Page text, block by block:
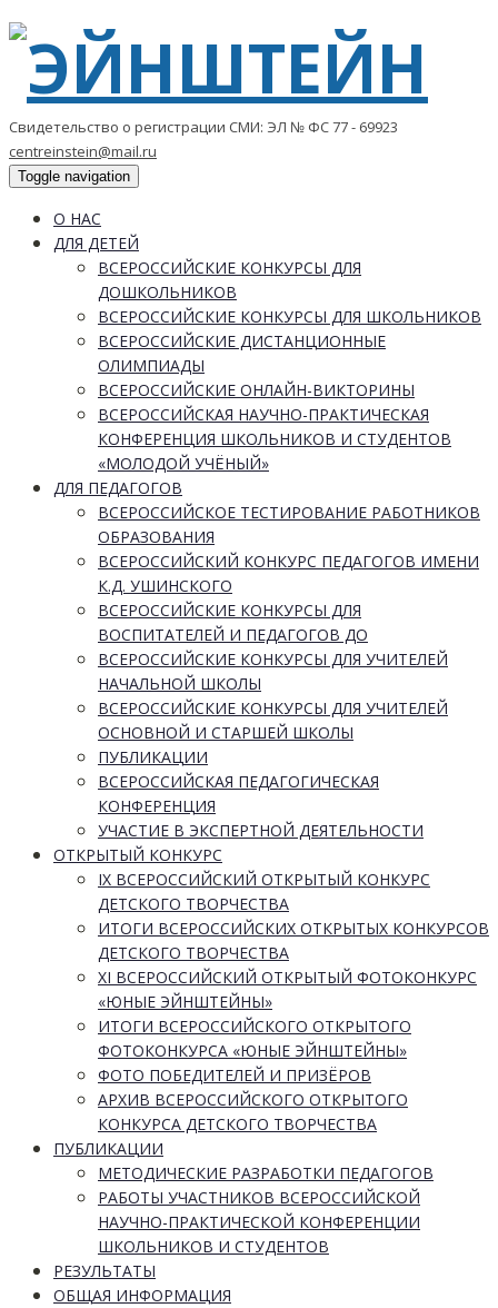
Свидетельство о регистрации СМИ: ЭЛ № ФС 77 - 69923
centreinstein@mail.ru
Toggle navigation
О НАС
ДЛЯ ДЕТЕЙ
ВСЕРОССИЙСКИЕ КОНКУРСЫ ДЛЯ
ДОШКОЛЬНИКОВ
ВСЕРОССИЙСКИЕ КОНКУРСЫ ДЛЯ ШКОЛЬНИКОВ
ВСЕРОССИЙСКИЕ ДИСТАНЦИОННЫЕ
ОЛИМПИАДЫ
ВСЕРОССИЙСКИЕ ОНЛАЙН-ВИКТОРИНЫ
ВСЕРОССИЙСКАЯ НАУЧНО-ПРАКТИЧЕСКАЯ
КОНФЕРЕНЦИЯ ШКОЛЬНИКОВ И СТУДЕНТОВ
«МОЛОДОЙ УЧЁНЫЙ»
ДЛЯ ПЕДАГОГОВ
ВСЕРОССИЙСКОЕ ТЕСТИРОВАНИЕ РАБОТНИКОВ
ОБРАЗОВАНИЯ
ВСЕРОССИЙСКИЙ КОНКУРС ПЕДАГОГОВ ИМЕНИ
К.Д. УШИНСКОГО
ВСЕРОССИЙСКИЕ КОНКУРСЫ ДЛЯ
ВОСПИТАТЕЛЕЙ И ПЕДАГОГОВ ДО
ВСЕРОССИЙСКИЕ КОНКУРСЫ ДЛЯ УЧИТЕЛЕЙ
НАЧАЛЬНОЙ ШКОЛЫ
ВСЕРОССИЙСКИЕ КОНКУРСЫ ДЛЯ УЧИТЕЛЕЙ
ОСНОВНОЙ И СТАРШЕЙ ШКОЛЫ
ПУБЛИКАЦИИ
ВСЕРОССИЙСКАЯ ПЕДАГОГИЧЕСКАЯ
КОНФЕРЕНЦИЯ
УЧАСТИЕ В ЭКСПЕРТНОЙ ДЕЯТЕЛЬНОСТИ
ОТКРЫТЫЙ КОНКУРС
IX ВСЕРОССИЙСКИЙ ОТКРЫТЫЙ КОНКУРС
ДЕТСКОГО ТВОРЧЕСТВА
ИТОГИ ВСЕРОССИЙСКИХ ОТКРЫТЫХ КОНКУРСОВ
ДЕТСКОГО ТВОРЧЕСТВА
XI ВСЕРОССИЙСКИЙ ОТКРЫТЫЙ ФОТОКОНКУРС
«ЮНЫЕ ЭЙНШТЕЙНЫ»
ИТОГИ ВСЕРОССИЙСКОГО ОТКРЫТОГО
ФОТОКОНКУРСА «ЮНЫЕ ЭЙНШТЕЙНЫ»
ФОТО ПОБЕДИТЕЛЕЙ И ПРИЗЁРОВ
АРХИВ ВСЕРОССИЙСКОГО ОТКРЫТОГО
КОНКУРСА ДЕТСКОГО ТВОРЧЕСТВА
ПУБЛИКАЦИИ
МЕТОДИЧЕСКИЕ РАЗРАБОТКИ ПЕДАГОГОВ
РАБОТЫ УЧАСТНИКОВ ВСЕРОССИЙСКОЙ
НАУЧНО-ПРАКТИЧЕСКОЙ КОНФЕРЕНЦИИ
ШКОЛЬНИКОВ И СТУДЕНТОВ
РЕЗУЛЬТАТЫ
ОБЩАЯ ИНФОРМАЦИЯ